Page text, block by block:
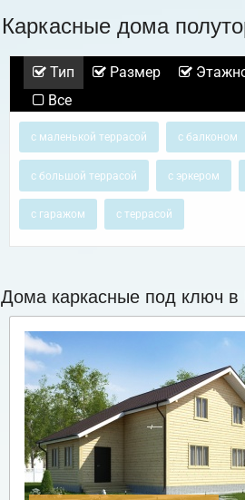
Каркасные дома
Тип Размер
Все
с маленькой террасой с балконом
с большой террасой с эркером
с гаражом с террасой
Дома каркасные под ключ